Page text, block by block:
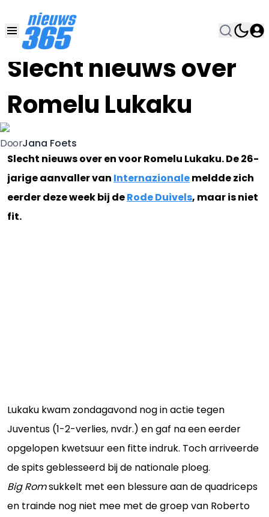
Slecht nieuws over
Romelu Lukaku
09 OKT 2019, 11:00
DoorJana Foets
Slecht nieuws over en voor Romelu Lukaku. De 26-
jarige aanvaller van Internazionalemeldde zich
eerder deze week bij deRode Duivels, maar is niet
fit.
Lukaku kwam zondagavond nog in actie tegen
Juventus (1-2-verlies, nvdr.) en gaf na een eerder
opgelopen kwetsuur een fitte indruk. Toch arriveerde
de spits geblesseerd bij de nationale ploeg.
Big Romsukkelt met een blessure aan de quadriceps
en trainde nog niet mee met de groep van Roberto